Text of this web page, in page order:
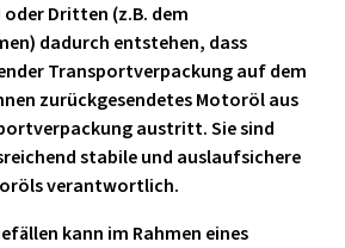
Dritten (z.B. dem
dadurch entstehen, dass
Transportverpackung auf dem
zurückgesendetes Motoröl aus
austritt. Sie sind
stabile und auslaufsichere
verantwortlich.
kann im Rahmen eines